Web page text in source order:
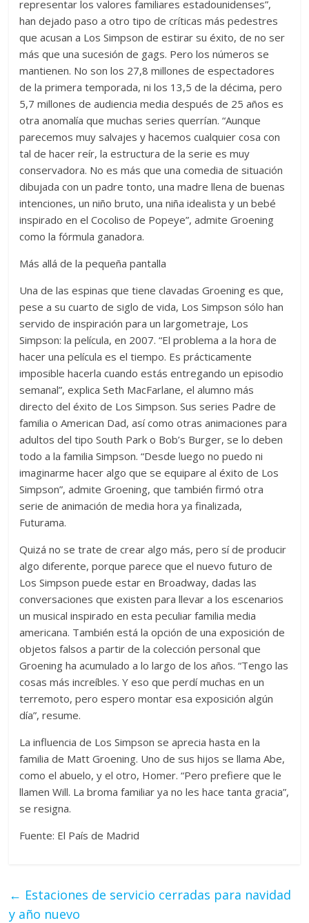
representar los valores familiares estadounidenses”,
han dejado paso a otro tipo de críticas más pedestres
que acusan a Los Simpson de estirar su éxito, de no ser
más que una sucesión de gags. Pero los números se
mantienen. No son los 27,8 millones de espectadores
de la primera temporada, ni los 13,5 de la décima, pero
5,7 millones de audiencia media después de 25 años es
otra anomalía que muchas series querrían. “Aunque
parecemos muy salvajes y hacemos cualquier cosa con
tal de hacer reír, la estructura de la serie es muy
conservadora. No es más que una comedia de situación
dibujada con un padre tonto, una madre llena de buenas
intenciones, un niño bruto, una niña idealista y un bebé
inspirado en el Cocoliso de Popeye”, admite Groening
como la fórmula ganadora.
Más allá de la pequeña pantalla
Una de las espinas que tiene clavadas Groening es que,
pese a su cuarto de siglo de vida, Los Simpson sólo han
servido de inspiración para un largometraje, Los
Simpson: la película, en 2007. “El problema a la hora de
hacer una película es el tiempo. Es prácticamente
imposible hacerla cuando estás entregando un episodio
semanal”, explica Seth MacFarlane, el alumno más
directo del éxito de Los Simpson. Sus series Padre de
familia o American Dad, así como otras animaciones para
adultos del tipo South Park o Bob’s Burger, se lo deben
todo a la familia Simpson. “Desde luego no puedo ni
imaginarme hacer algo que se equipare al éxito de Los
Simpson”, admite Groening, que también firmó otra
serie de animación de media hora ya finalizada,
Futurama.
Quizá no se trate de crear algo más, pero sí de producir
algo diferente, porque parece que el nuevo futuro de
Los Simpson puede estar en Broadway, dadas las
conversaciones que existen para llevar a los escenarios
un musical inspirado en esta peculiar familia media
americana. También está la opción de una exposición de
objetos falsos a partir de la colección personal que
Groening ha acumulado a lo largo de los años. “Tengo las
cosas más increíbles. Y eso que perdí muchas en un
terremoto, pero espero montar esa exposición algún
día”, resume.
La influencia de Los Simpson se aprecia hasta en la
familia de Matt Groening. Uno de sus hijos se llama Abe,
como el abuelo, y el otro, Homer. “Pero prefiere que le
llamen Will. La broma familiar ya no les hace tanta gracia”,
se resigna.
Fuente: El País de Madrid
← Estaciones de servicio cerradas para navidad
y año nuevo